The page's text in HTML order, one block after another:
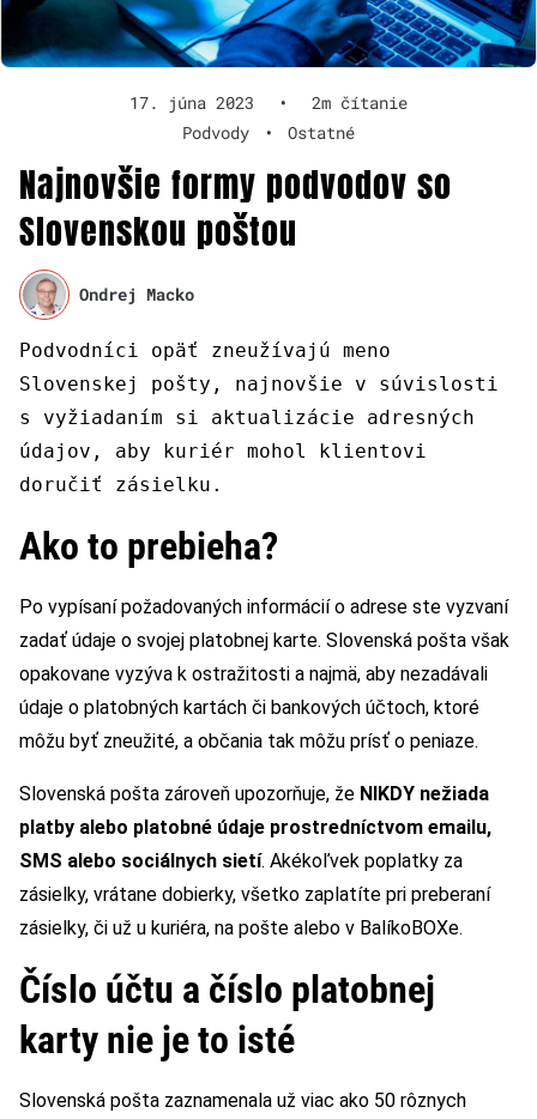
17. júna 2023 •
2m čítanie
Podvody
• Ostatné
Najnovšie formy podvodov so
Slovenskou poštou
Ondrej Macko
Podvodníci opäť zneužívajú meno
Slovenskej pošty, najnovšie v súvislosti
s vyžiadaním si aktualizácie adresných
údajov, aby kuriér mohol klientovi
doručiť zásielku.
Ako to prebieha?
Po vypísaní požadovaných informácií o adrese ste vyzvaní
zadať údaje o svojej platobnej karte. Slovenská pošta však
opakovane vyzýva k ostražitosti a najmä, aby nezadávali
údaje o platobných kartách či bankových účtoch, ktoré
môžu byť zneužité, a občania tak môžu prísť o peniaze.
Slovenská pošta zároveň upozorňuje, že NIKDY nežiada
platby alebo platobné údaje prostredníctvom emailu,
SMS alebo sociálnych sietí. Akékoľvek poplatky za
zásielky, vrátane dobierky, všetko zaplatíte pri preberaní
zásielky, či už u kuriéra, na pošte alebo v BalíkoBOXe.
Číslo účtu a číslo platobnej
karty nie je to isté
Slovenská pošta zaznamenala už viac ako 50 rôznych